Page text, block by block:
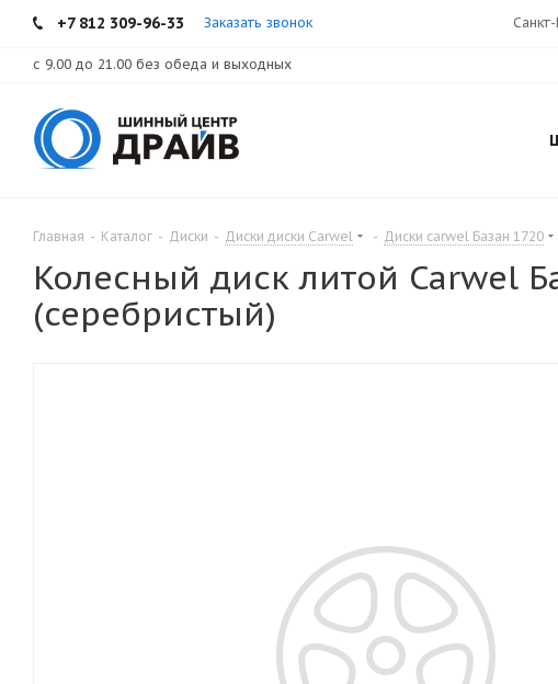
+7 812 309-96-33 Заказать звонок
с 9.00 до 21.00 без обеда и выходных
Главная - Каталог - Диски - Диски диски Carwel - Диски carwel Базан 1720
Колесный диск литой Carwel
(серебристый)